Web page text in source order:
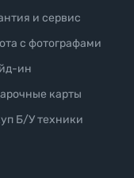
и сервис
с фотографами
ин
карты
Б/У техники